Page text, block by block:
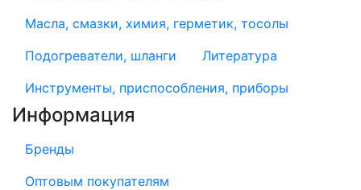
Масла, смазки, химия, герметик, тосолы
Подогреватели, шланги
Литература
Инструменты, приспособления, приборы
Информация
Бренды
Оптовым покупателям